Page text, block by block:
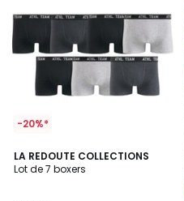
-20%*
LA REDOUTE COLLECTIONS
Lot de 7 boxers
4,8
/ 5